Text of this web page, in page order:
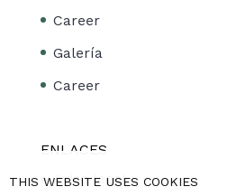
THIS WEBSITE USES COOKIES
Career
Galería
Career
ENLACES
Aviso legal